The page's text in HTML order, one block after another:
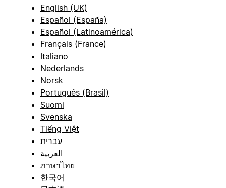
English (UK)
Español (España)
Español (Latinoamérica)
Français (France)
Italiano
Nederlands
Norsk
Português (Brasil)
Suomi
Svenska
Tiếng Việt
עברית
العربية
ภาษาไทย
한국어